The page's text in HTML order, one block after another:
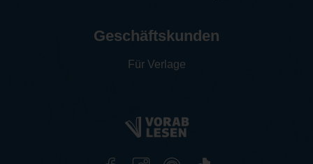
Geschäftskunden
Für Verlage